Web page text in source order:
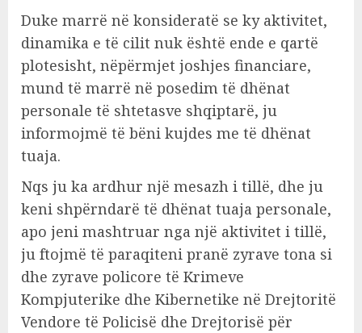
Duke marrë në konsideratë se ky aktivitet,
dinamika e të cilit nuk është ende e qartë
plotesisht, nëpërmjet joshjes financiare,
mund të marrë në posedim të dhënat
personale të shtetasve shqiptarë, ju
informojmë të bëni kujdes me të dhënat
tuaja.
Nqs ju ka ardhur një mesazh i tillë, dhe ju
keni shpërndarë të dhënat tuaja personale,
apo jeni mashtruar nga një aktivitet i tillë,
ju ftojmë të paraqiteni pranë zyrave tona si
dhe zyrave policore të Krimeve
Kompjuterike dhe Kibernetike në Drejtoritë
Vendore të Policisë dhe Drejtorisë për